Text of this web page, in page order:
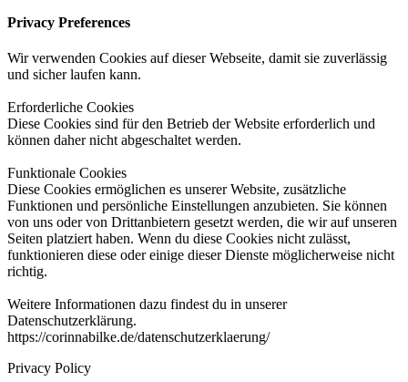
Privacy Preferences
Wir verwenden Cookies auf dieser Webseite, damit sie zuverlässig
und sicher laufen kann.
Erforderliche Cookies
Diese Cookies sind für den Betrieb der Website erforderlich und
können daher nicht abgeschaltet werden.
Funktionale Cookies
Diese Cookies ermöglichen es unserer Website, zusätzliche
Funktionen und persönliche Einstellungen anzubieten. Sie können
von uns oder von Drittanbietern gesetzt werden, die wir auf unseren
Seiten platziert haben. Wenn du diese Cookies nicht zulässt,
funktionieren diese oder einige dieser Dienste möglicherweise nicht
richtig.
Weitere Informationen dazu findest du in unserer
Datenschutzerklärung.
https://corinnabilke.de/datenschutzerklaerung/
Privacy Policy